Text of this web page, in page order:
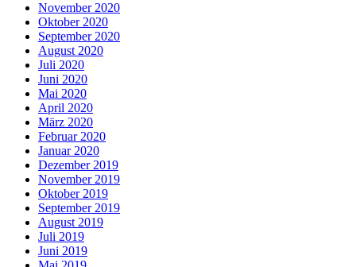
November 2020
Oktober 2020
September 2020
August 2020
Juli 2020
Juni 2020
Mai 2020
April 2020
März 2020
Februar 2020
Januar 2020
Dezember 2019
November 2019
Oktober 2019
September 2019
August 2019
Juli 2019
Juni 2019